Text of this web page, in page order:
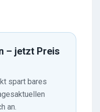
– jetzt Preis
spart bares
an.